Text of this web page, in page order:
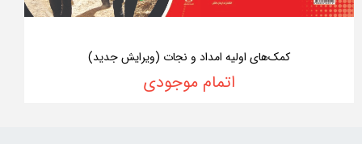
کمک‌های اولیه امداد و نجات (ویرایش جدید)
اتمام موجودی